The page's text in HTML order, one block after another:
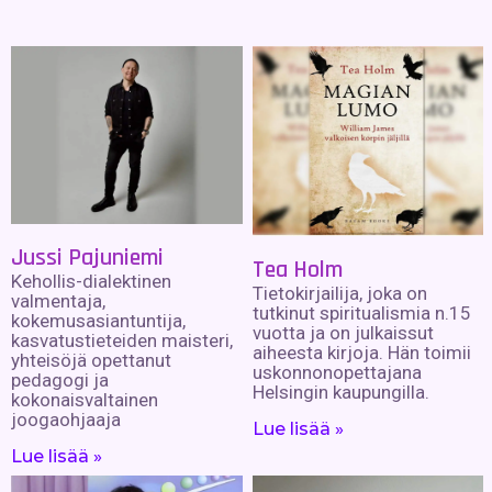
Jussi Pajuniemi
Kehollis-dialektinen
valmentaja,
kokemusasiantuntija,
kasvatustieteiden maisteri,
yhteisöjä opettanut
pedagogi ja
kokonaisvaltainen
joogaohjaaja
Lue lisää »
Tea Holm
Tietokirjailija, joka on
tutkinut spiritualismia n.15
vuotta ja on julkaissut
aiheesta kirjoja. Hän toimii
uskonnonopettajana
Helsingin kaupungilla.
Lue lisää »